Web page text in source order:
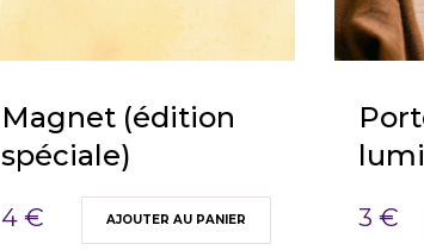
Magnet (édition
spéciale)
AJOUTER AU PANIER
4 € 3 €